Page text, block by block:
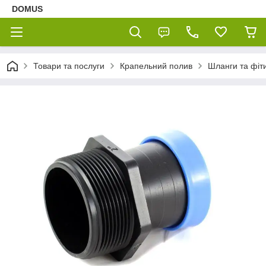
DOMUS
Товари та послуги Крапельний полив Шланги та